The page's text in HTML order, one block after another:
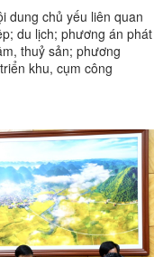
dung chủ yếu liên quan
du lịch; phương án phát
thuỷ sản; phương
khu, cụm công